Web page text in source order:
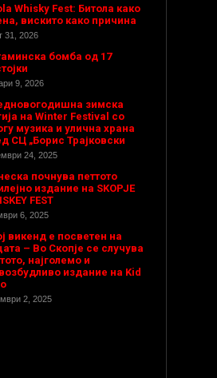
Whisky Fest: Битола како
вискито како причина
31, 2026
бомба од 17
9, 2026
зимска
на Winter Festival со
музика и улична храна
СЦ „Борис Трајковски
24, 2025
почнува петтото
издание на SKOPJE
FEST
6, 2025
викенд е посветен на
– Во Скопје се случува
најголемо и
издание на Kid
2, 2025